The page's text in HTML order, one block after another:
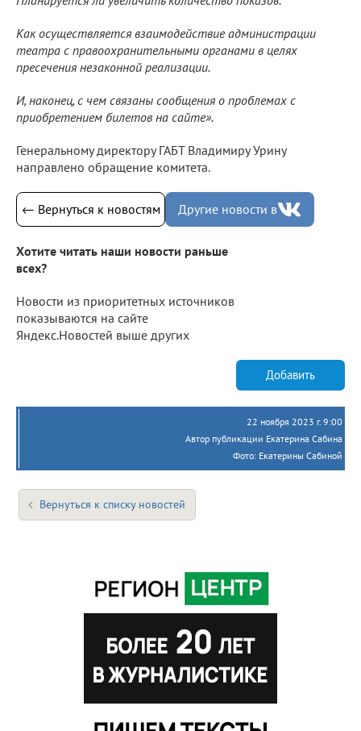
Как осуществляется взаимодействие администрации
театра с правоохранительными органами в целях
пресечения незаконной реализации.
И, наконец, с чем связаны сообщения о проблемах с
приобретением билетов на сайте».
Генеральному директору ГАБТ Владимиру Урину
направлено обращение комитета.
← Вернуться к новостям Другие новости в
Хотите читать наши новости раньше
всех?
Новости из приоритетных источников
показываются на сайте
Яндекс.Новостей выше других
Добавить
22 ноября 2023 г. 9:00
Автор публикации Екатерина Сабина
Фото: Екатерины Сабиной
Вернуться к списку новостей